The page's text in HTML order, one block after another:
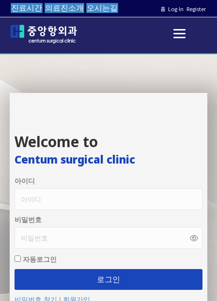
진료시간 의료진소개 오시는길 홈 Log In Register
Welcome to
Centum surgical clinic
아이디
비밀번호
자동로그인
로그인